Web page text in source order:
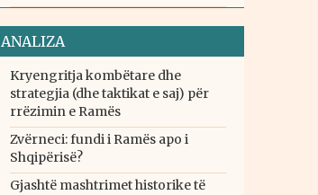
ANALIZA
Kryengritja kombëtare dhe
strategjia (dhe taktikat e saj) për
rrëzimin e Ramës
Zvërneci: fundi i Ramës apo i
Shqipërisë?
Gjashtë mashtrimet historike të